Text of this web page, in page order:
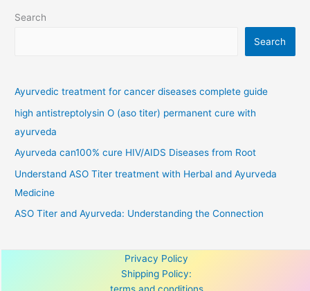
Search
Search
Ayurvedic treatment for cancer diseases complete guide
high antistreptolysin O (aso titer) permanent cure with
ayurveda
Ayurveda can100% cure HIV/AIDS Diseases from Root
Understand ASO Titer treatment with Herbal and Ayurveda
Medicine
ASO Titer and Ayurveda: Understanding the Connection
Privacy Policy
Shipping Policy: